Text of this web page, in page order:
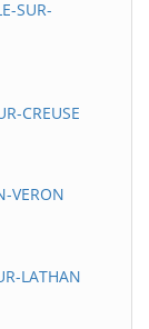
SUR-
CREUSE
VERON
LATHAN